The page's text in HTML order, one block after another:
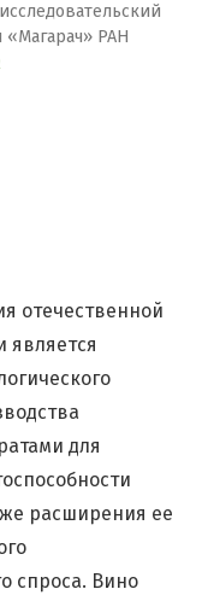
«Магарач» РАН
отечественной
является
для
расширения ее
спроса. Вино